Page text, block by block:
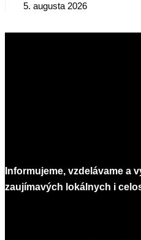
5. augusta 2026
Informujeme, vzdelávame a
zaujímavých lokálnych i